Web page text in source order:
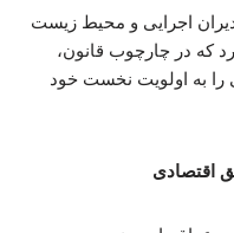
اجرایی و محیط زیست
که در چارچوب قانون،
به اولویت نخست خود
اقتصادی